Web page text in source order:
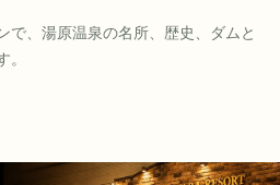
で、湯原温泉の名所、歴史、ダムと